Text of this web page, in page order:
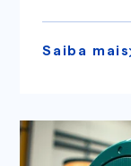
Saiba mais